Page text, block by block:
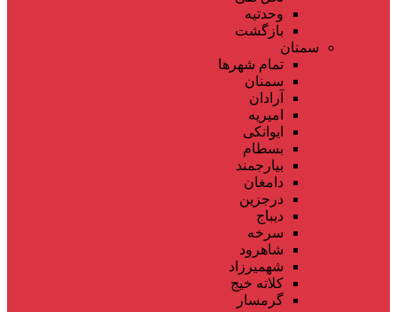
وحدتیه
بازگشت
سمنان
تمام شهر‌ها
سمنان
آرادان
امیریه
ایوانکی
بسطام
بیارجمند
دامغان
درجزین
دیباج
سرخه
شاهرود
شهمیرزاد
کلاته خیج
گرمسار